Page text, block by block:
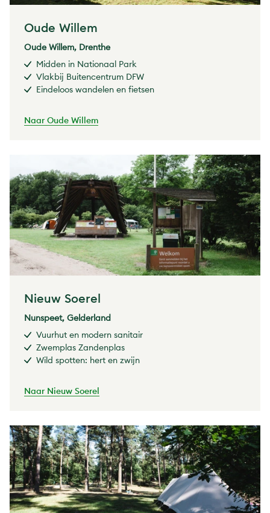
Oude Willem
Oude Willem, Drenthe
Midden in Nationaal Park
Vlakbij Buitencentrum DFW
Eindeloos wandelen en fietsen
Naar Oude Willem
Nieuw Soerel
Nunspeet, Gelderland
Vuurhut en modern sanitair
Zwemplas Zandenplas
Wild spotten: hert en zwijn
Naar Nieuw Soerel